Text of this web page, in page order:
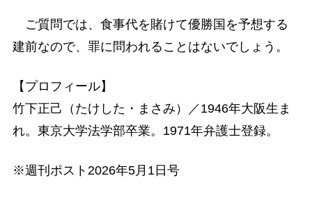
ご質問では、食事代を賭けて優勝国を予想する
建前なので、罪に問われることはないでしょう。
【プロフィール】
竹下正己（たけした・まさみ）／1946年大阪生ま
れ。東京大学法学部卒業。1971年弁護士登録。
※週刊ポスト2026年5月1日号